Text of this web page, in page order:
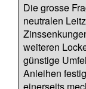
Die grosse
neutralen
weiteren
günstige
Anleihen